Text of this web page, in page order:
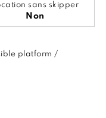
sans skipper
Non
platform /